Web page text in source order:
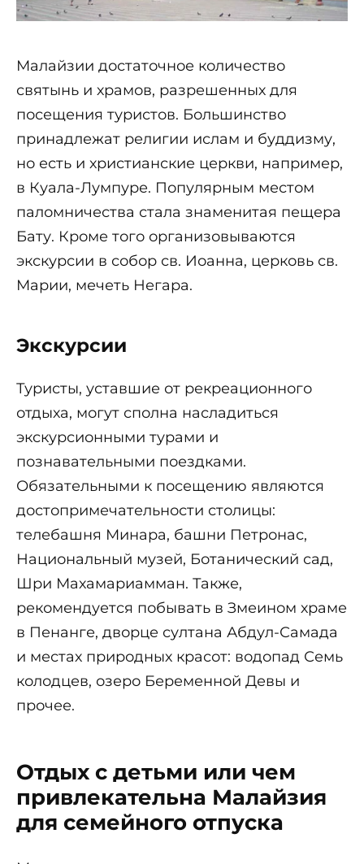
Малайзии достаточное количество
святынь и храмов, разрешенных для
посещения туристов. Большинство
принадлежат религии ислам и буддизму,
но есть и христианские церкви, например,
в Куала-Лумпуре. Популярным местом
паломничества стала знаменитая пещера
Бату. Кроме того организовываются
экскурсии в собор св. Иоанна, церковь св.
Марии, мечеть Негара.
Экскурсии
Туристы, уставшие от рекреационного
отдыха, могут сполна насладиться
экскурсионными турами и
познавательными поездками.
Обязательными к посещению являются
достопримечательности столицы:
телебашня Минара, башни Петронас,
Национальный музей, Ботанический сад,
Шри Махамариамман. Также,
рекомендуется побывать в Змеином храме
в Пенанге, дворце султана Абдул-Самада
и местах природных красот: водопад Семь
колодцев, озеро Беременной Девы и
прочее.
Отдых с детьми или чем
привлекательна Малайзия
для семейного отпуска